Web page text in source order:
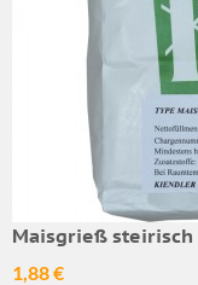
Maisgrieß
1,88 €